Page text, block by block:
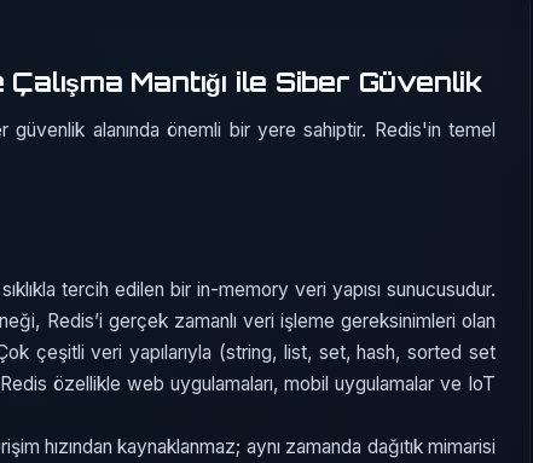
Mantığı ile Siber Güvenlik
güvenlik alanında önemli bir yere sahiptir. Redis'in temel
tercih edilen bir in-memory veri yapısı sunucusudur.
Redis’i gerçek zamanlı veri işleme gereksinimleri olan
çeşitli veri yapılarıyla (string, list, set, hash, sorted set
Redis özellikle web uygulamaları, mobil uygulamalar ve IoT
hızından kaynaklanmaz; aynı zamanda dağıtık mimarisi